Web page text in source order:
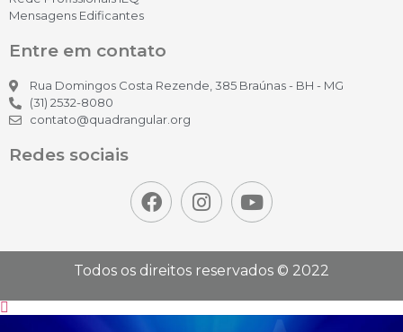
Mensagens Edificantes
Entre em contato
Rua Domingos Costa Rezende, 385 Braúnas - BH - MG
(31) 2532-8080
contato@quadrangular.org
Redes sociais
Todos os direitos reservados © 2022